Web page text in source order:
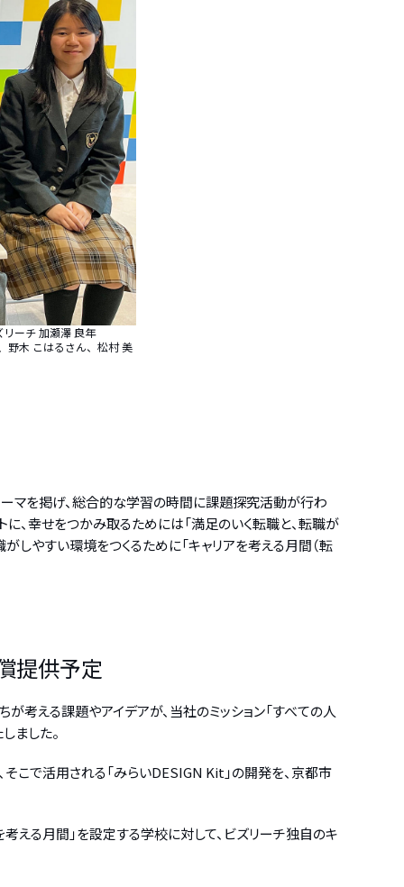
ーチ 加瀬澤 良年
木 こはるさん、松村 美
マを掲げ、総合的な学習の時間に課題探究活動が行わ
、幸せをつかみ取るためには「満足のいく転職と、転職が
しやすい環境をつくるために「キャリアを考える月間（転
提供予定
考える課題やアイデアが、当社のミッション「すべての人
ました。
こで活用される「みらいDESIGN Kit」の開発を、京都市
える月間」を設定する学校に対して、ビズリーチ独自のキ